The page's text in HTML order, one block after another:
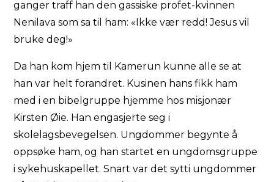
ganger traff han den gassiske profet-kvinnen
Nenilava som sa til ham: «Ikke vær redd! Jesus vil
bruke deg!»
Da han kom hjem til Kamerun kunne alle se at
han var helt forandret. Kusinen hans fikk ham
med i en bibelgruppe hjemme hos misjonær
Kirsten Øie. Han engasjerte seg i
skolelagsbevegelsen. Ungdommer begynte å
oppsøke ham, og han startet en ungdomsgruppe
i sykehuskapellet. Snart var det sytti ungdommer